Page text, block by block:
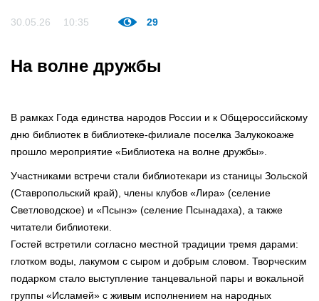
30.05.26 10:35 29
На волне дружбы
В рамках Года единства народов России и к Общероссийскому
дню библиотек в библиотеке-филиале поселка Залукокоаже
прошло мероприятие «Библиотека на волне дружбы».
Участниками встречи стали библиотекари из станицы Зольской
(Ставропольский край), члены клубов «Лира» (селение
Светловодское) и «Псынэ» (селение Псынадаха), а также
читатели библиотеки.
Гостей встретили согласно местной традиции тремя дарами:
глотком воды, лакумом с сыром и добрым словом. Творческим
подарком стало выступление танцевальной пары и вокальной
группы «Исламей» с живым исполнением на народных